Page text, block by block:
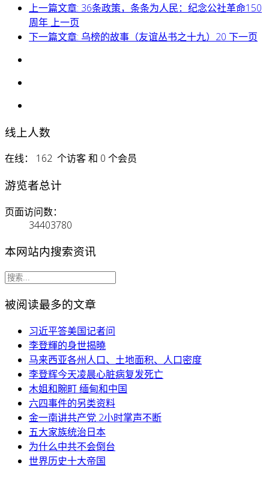
上一篇文章: 36条政策，条条为人民：纪念公社革命150
周年 上一页
下一篇文章: 乌榜的故事（友谊丛书之十九）20 下一页
线上人数
在线： 162 个访客 和 0 个会员
游览者总计
页面访问数：
34403780
本网站内搜索资讯
被阅读最多的文章
习近平答美国记者问
李登輝的身世揭曉
马来西亚各州人口、土地面积、人口密度
李登辉今天凌晨心脏病复发死亡
木姐和畹町 缅甸和中国
六四事件的另类资料
金一南讲共产党 2小时掌声不断
五大家族统治日本
为什么中共不会倒台
世界历史十大帝国